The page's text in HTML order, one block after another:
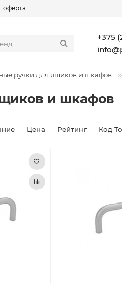
оферта
+375
ручки для ящиков и шкафов.
и шкафов
Цена Рейтинг Код